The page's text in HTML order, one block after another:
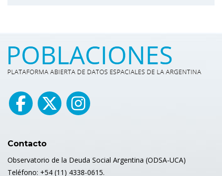
Contacto
Observatorio de la Deuda Social Argentina (ODSA-UCA)
Teléfono: +54 (11) 4338-0615.